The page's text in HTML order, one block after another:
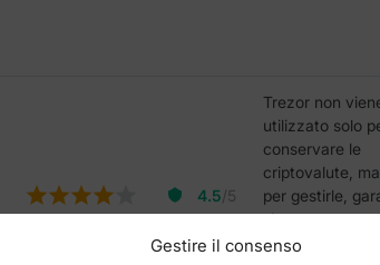
Gestire il consenso
4.5/5
Trezor non
utilizzato solo
conservare le
criptovalute,
per gestirle,
sicurezza e
consapevolezza